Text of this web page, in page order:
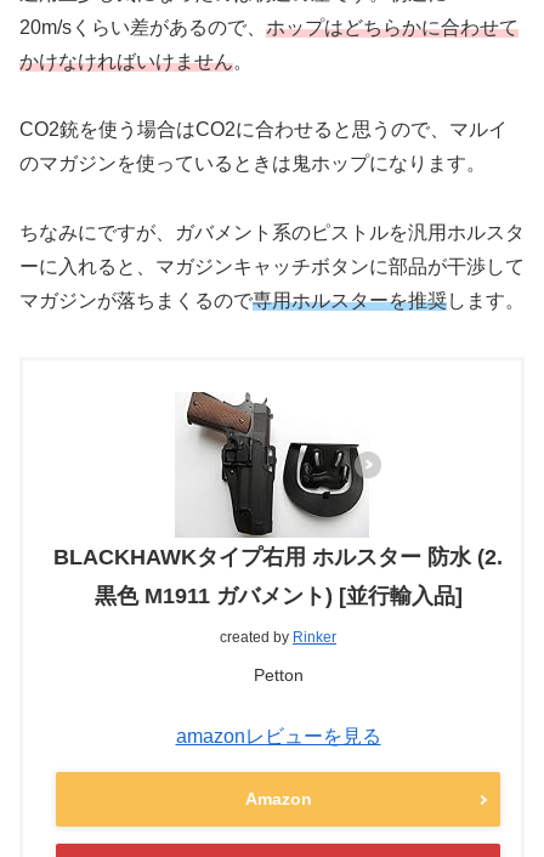
20m/sくらい差があるので、 ホップはどちらかに合わせて
かけなければいけません。
CO2銃を使う場合はCO2に合わせると思うので、マルイ
のマガジンを使っているときは鬼ホップになります。
ちなみにですが、ガバメント系のピストルを汎用ホルスタ
ーに入れると、マガジンキャッチボタンに部品が干渉して
マガジンが落ちまくるので専用ホルスターを推奨します。
BLACKHAWKタイプ右用 ホルスター 防水 (2.
黒色 M1911 ガバメント) [並行輸入品]
created by Rinker
Petton
amazonレビューを見る
Amazon